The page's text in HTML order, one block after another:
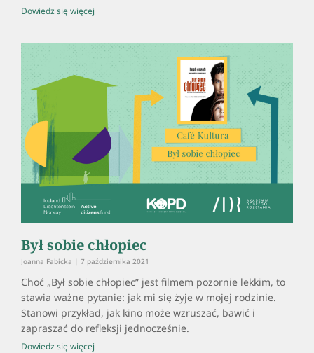
Dowiedz się więcej
Był sobie chłopiec
Joanna Fabicka 7 października 2021
Choć „Był sobie chłopiec” jest filmem pozornie lekkim, to
stawia ważne pytanie: jak mi się żyje w mojej rodzinie.
Stanowi przykład, jak kino może wzruszać, bawić i
zapraszać do refleksji jednocześnie.
Dowiedz się więcej